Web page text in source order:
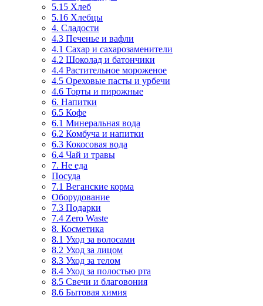
5.15 Хлеб
5.16 Хлебцы
4. Сладости
4.3 Печенье и вафли
4.1 Сахар и сахарозаменители
4.2 Шоколад и батончики
4.4 Растительное мороженое
4.5 Ореховые пасты и урбечи
4.6 Торты и пирожные
6. Напитки
6.5 Кофе
6.1 Минеральная вода
6.2 Комбуча и напитки
6.3 Кокосовая вода
6.4 Чай и травы
7. Не еда
Посуда
7.1 Веганские корма
Оборудование
7.3 Подарки
7.4 Zero Waste
8. Косметика
8.1 Уход за волосами
8.2 Уход за лицом
8.3 Уход за телом
8.4 Уход за полостью рта
8.5 Свечи и благовония
8.6 Бытовая химия